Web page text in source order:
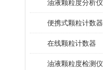
油液颗粒度分析仪
便携式颗粒计数器
在线颗粒计数器
油液颗粒度检测仪